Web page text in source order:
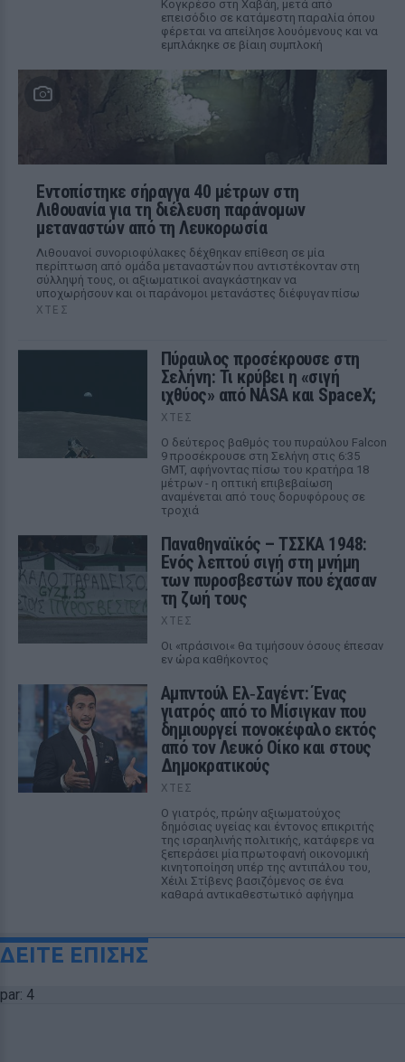
Κογκρέσο στη Χαβάη, μετά από
επεισόδιο σε κατάμεστη παραλία όπου
φέρεται να απείλησε λουόμενους και να
εμπλάκηκε σε βίαιη συμπλοκή
Εντοπίστηκε σήραγγα 40 μέτρων στη
Λιθουανία για τη διέλευση παράνομων
μεταναστών από τη Λευκορωσία
Λιθουανοί συνοριοφύλακες δέχθηκαν επίθεση σε μία
περίπτωση από ομάδα μεταναστών που αντιστέκονταν στη
σύλληψή τους, οι αξιωματικοί αναγκάστηκαν να
υποχωρήσουν και οι παράνομοι μετανάστες διέφυγαν πίσω
ΧΤΕΣ
Πύραυλος προσέκρουσε στη
Σελήνη: Τι κρύβει η «σιγή
ιχθύος» από NASA και SpaceX;
ΧΤΕΣ
Ο δεύτερος βαθμός του πυραύλου Falcon
9 προσέκρουσε στη Σελήνη στις 6:35
GMT, αφήνοντας πίσω του κρατήρα 18
μέτρων - η οπτική επιβεβαίωση
αναμένεται από τους δορυφόρους σε
τροχιά
Παναθηναϊκός – ΤΣΣΚΑ 1948:
Ενός λεπτού σιγή στη μνήμη
των πυροσβεστών που έχασαν
τη ζωή τους
ΧΤΕΣ
Οι «πράσινοι« θα τιμήσουν όσους έπεσαν
εν ώρα καθήκοντος
Αμπντούλ Ελ‑Σαγέντ: Ένας
γιατρός από το Μίσιγκαν που
δημιουργεί πονοκέφαλο εκτός
από τον Λευκό Οίκο και στους
Δημοκρατικούς
ΧΤΕΣ
Ο γιατρός, πρώην αξιωματούχος
δημόσιας υγείας και έντονος επικριτής
της ισραηλινής πολιτικής, κατάφερε να
ξεπεράσει μία πρωτοφανή οικονομική
κινητοποίηση υπέρ της αντιπάλου του,
Χέιλι Στίβενς βασιζόμενος σε ένα
καθαρά αντικαθεστωτικό αφήγημα
ΔΕΙΤΕ ΕΠΙΣΗΣ
par: 4